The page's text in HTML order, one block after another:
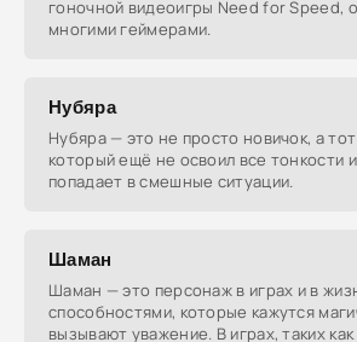
гоночной видеоигры Need for Speed,
многими геймерами.
Нубяра
Нубяра — это не просто новичок, а
который ещё не освоил все тонкости
попадает в смешные ситуации.
Шаман
Шаман — это персонаж в играх и в
способностями, которые кажутся
вызывают уважение. В играх, таких